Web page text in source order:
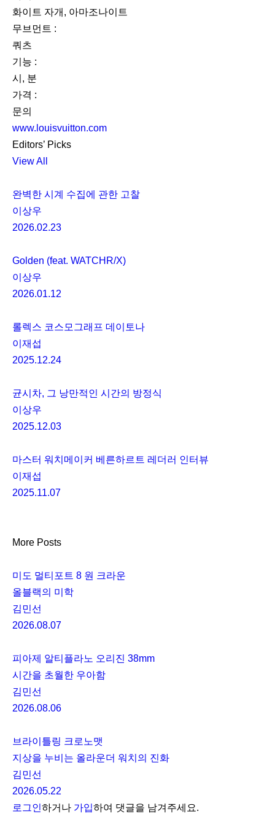
화이트 자개, 아마조나이트
무브먼트 :
쿼츠
기능 :
시, 분
가격 :
문의
www.louisvuitton.com
Editors’ Picks
View All
완벽한 시계 수집에 관한 고찰
이상우
2026.02.23
Golden (feat. WATCHR/X)
이상우
2026.01.12
롤렉스 코스모그래프 데이토나
이재섭
2025.12.24
균시차, 그 낭만적인 시간의 방정식
이상우
2025.12.03
마스터 워치메이커 베른하르트 레더러 인터뷰
이재섭
2025.11.07
More Posts
미도 멀티포트 8 원 크라운
올블랙의 미학
김민선
2026.08.07
피아제 알티플라노 오리진 38mm
시간을 초월한 우아함
김민선
2026.08.06
브라이틀링 크로노맷
지상을 누비는 올라운더 워치의 진화
김민선
2026.05.22
로그인하거나 가입하여 댓글을 남겨주세요.